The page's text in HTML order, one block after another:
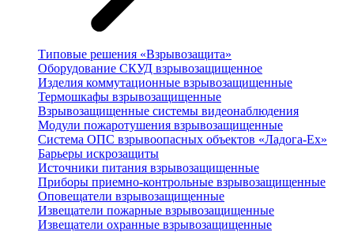
Типовые решения «Взрывозащита»
Оборудование СКУД взрывозащищенное
Изделия коммутационные взрывозащищенные
Термошкафы взрывозащищенные
Взрывозащищенные системы видеонаблюдения
Модули пожаротушения взрывозащищенные
Система ОПС взрывоопасных объектов «Ладога-Ex»
Барьеры искрозащиты
Источники питания взрывозащищенные
Приборы приемно-контрольные взрывозащищенные
Оповещатели взрывозащищенные
Извещатели пожарные взрывозащищенные
Извещатели охранные взрывозащищенные